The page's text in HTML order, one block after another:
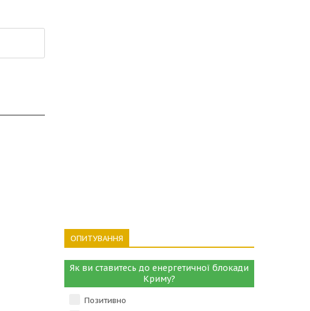
ОПИТУВАННЯ
Як ви ставитесь до енергетичної блокади
Криму?
Позитивно